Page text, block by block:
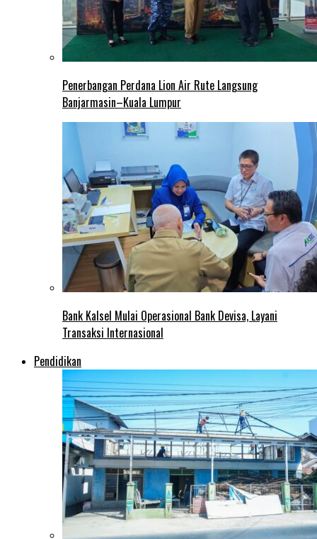
Penerbangan Perdana Lion Air Rute Langsung
Banjarmasin–Kuala Lumpur
Bank Kalsel Mulai Operasional Bank Devisa, Layani
Transaksi Internasional
Pendidikan